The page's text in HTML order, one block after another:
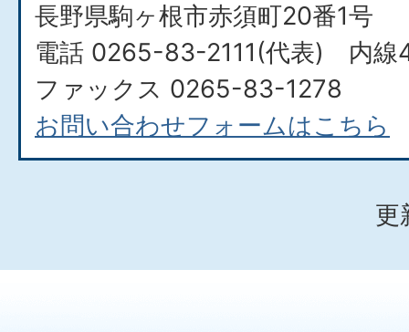
長野県駒ヶ根市赤須町20番1号
電話 0265-83-2111(代表) 内線
ファックス 0265-83-1278
お問い合わせフォームはこちら
更